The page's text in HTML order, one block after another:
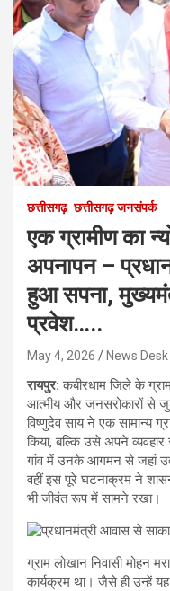
छत्तीसगढ़ छत्तीसगढ़ जनसंपर्क
एक ग्रामीण का
अपनापन –
हुआ सपना,
प्रवेश…..
May 4, 2026 News Desk
रायपुर:कबीरधाम जिले के
आत्मीय और जनसरोकारों से
विष्णुदेव साय ने एक सामान्य
किया, बल्कि उसे अपने व्यवहार
गांव में उनके आगमन से जहां
वहीं इस पूरे घटनाक्रम ने
भी जीवंत रूप में सामने रखा।
ग्राम लोखान निवासी मोहन
कार्यक्रम था। जैसे ही उन्हें यह